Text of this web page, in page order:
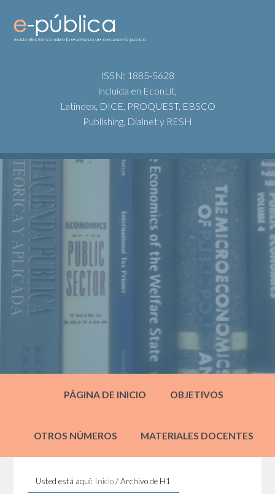
ISSN: 1885-5628
incluida en EconLit,
Latindex, DICE, PROQUEST, EBSCO
Publishing, Dialnet y RESH
PÁGINA DE INICIO OBJETIVOS
OTROS NÚMEROS MATERIALES DOCENTES
Usted está aquí: Inicio /Archivo de H1